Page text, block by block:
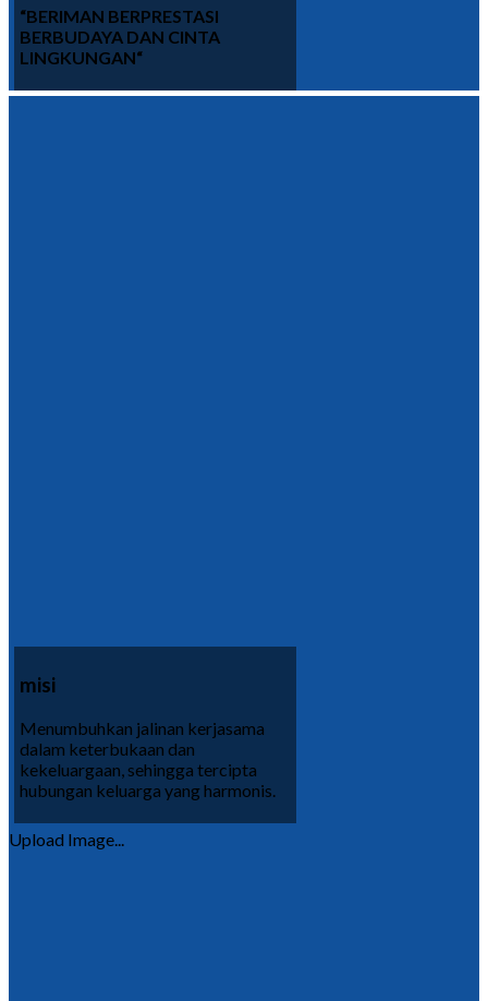
“BERIMAN BERPRESTASI
BERBUDAYA DAN CINTA
LINGKUNGAN“
misi
Menumbuhkan jalinan kerjasama
dalam keterbukaan dan
kekeluargaan, sehingga tercipta
hubungan keluarga yang harmonis.
Upload Image...